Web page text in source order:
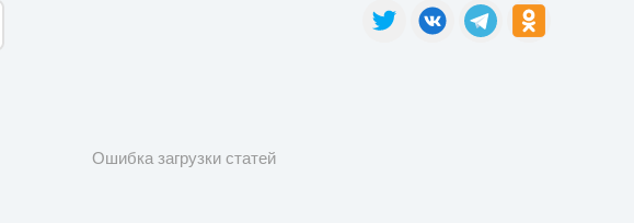
Ошибка загрузки статей